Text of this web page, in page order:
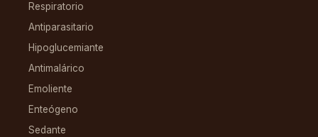
Respiratorio
Antiparasitario
Hipoglucemiante
Antimalárico
Emoliente
Enteógeno
Sedante